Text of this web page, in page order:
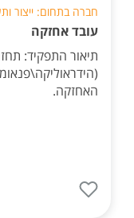
חברה בתחום: ייצור
עובד אחזקה
תיאור התפקיד:
האחזקה.